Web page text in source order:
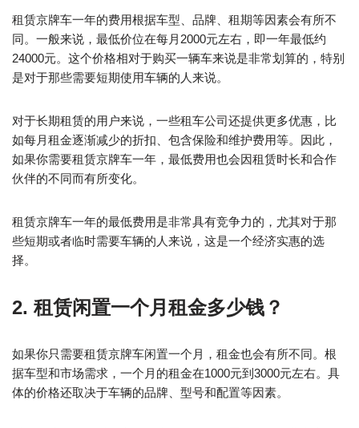
租赁京牌车一年的费用根据车型、品牌、租期等因素会有所不
同。一般来说，最低价位在每月2000元左右，即一年最低约
24000元。这个价格相对于购买一辆车来说是非常划算的，特别
是对于那些需要短期使用车辆的人来说。
对于长期租赁的用户来说，一些租车公司还提供更多优惠，比
如每月租金逐渐减少的折扣、包含保险和维护费用等。因此，
如果你需要租赁京牌车一年，最低费用也会因租赁时长和合作
伙伴的不同而有所变化。
租赁京牌车一年的最低费用是非常具有竞争力的，尤其对于那
些短期或者临时需要车辆的人来说，这是一个经济实惠的选
择。
2. 租赁闲置一个月租金多少钱？
如果你只需要租赁京牌车闲置一个月，租金也会有所不同。根
据车型和市场需求，一个月的租金在1000元到3000元左右。具
体的价格还取决于车辆的品牌、型号和配置等因素。